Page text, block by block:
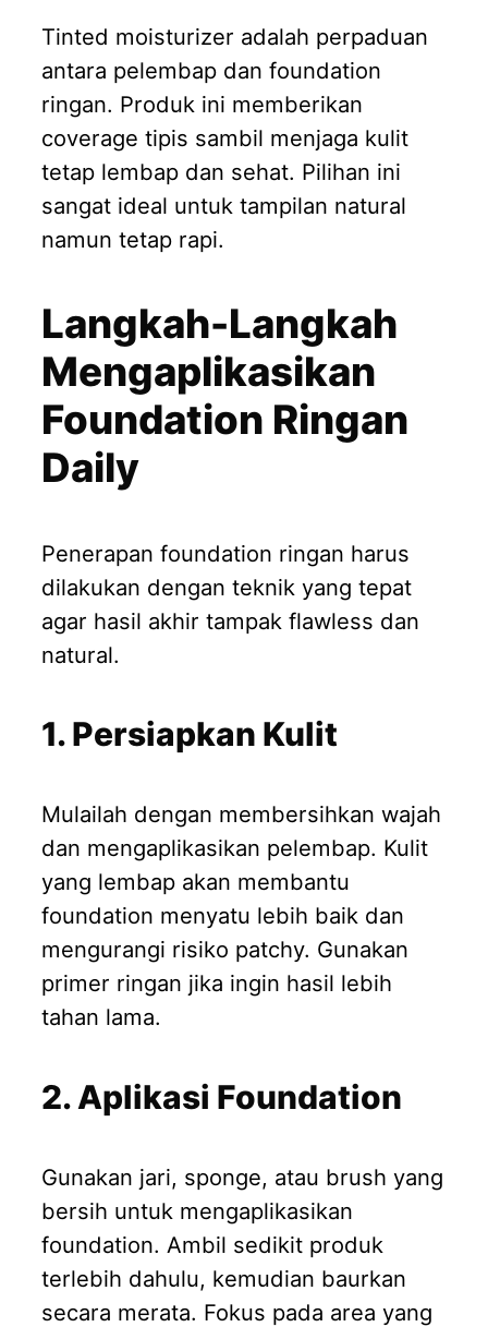
Tinted moisturizer adalah perpaduan
antara pelembap dan foundation
ringan. Produk ini memberikan
coverage tipis sambil menjaga kulit
tetap lembap dan sehat. Pilihan ini
sangat ideal untuk tampilan natural
namun tetap rapi.
Langkah-Langkah
Mengaplikasikan
Foundation Ringan
Daily
Penerapan foundation ringan harus
dilakukan dengan teknik yang tepat
agar hasil akhir tampak flawless dan
natural.
1. Persiapkan Kulit
Mulailah dengan membersihkan wajah
dan mengaplikasikan pelembap. Kulit
yang lembap akan membantu
foundation menyatu lebih baik dan
mengurangi risiko patchy. Gunakan
primer ringan jika ingin hasil lebih
tahan lama.
2. Aplikasi Foundation
Gunakan jari, sponge, atau brush yang
bersih untuk mengaplikasikan
foundation. Ambil sedikit produk
terlebih dahulu, kemudian baurkan
secara merata. Fokus pada area yang